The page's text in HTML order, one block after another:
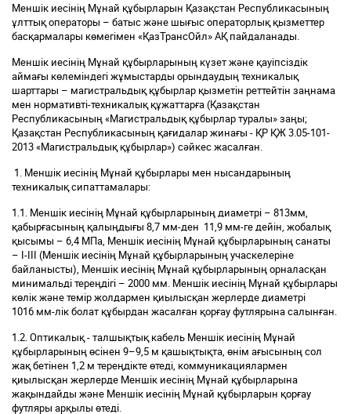
Меншік иесінің Мұнай құбырларын Қазақстан Республикасының
ұлттық операторы – батыс және шығыс операторлық қызметтер
басқармалары көмегімен «ҚазТрансОйл» АҚ пайдаланады.
Меншік иесінің Мұнай құбырларының күзет және қауіпсіздік
аймағы көлеміндегі жұмыстарды орындаудың техникалық
шарттары – магистральдық құбырлар қызметін реттейтін заңнама
мен нормативті-техникалық құжаттарға (Қазақстан
Республикасының «Магистральдық құбырлар туралы» заңы;
Қазақстан Республикасының қағидалар жинағы - ҚР ҚЖ 3.05-101-
2013 «Магистральдық құбырлар») сәйкес жасалған.
1. Меншік иесінің Мұнай құбырлары мен нысандарының
техникалық сипаттамалары:
1.1. Меншік иесінің Мұнай құбырларының диаметрі – 813мм,
қабырғасының қалыңдығы 8,7 мм-ден 11,9 мм-ге дейін, жобалық
қысымы – 6,4 МПа, Меншік иесінің Мұнай құбырларының санаты
– I-III (Меншік иесінің Мұнай құбырларының учаскелеріне
байланысты), Меншік иесінің Мұнай құбырларының орналасқан
минимальді тереңдігі – 2000 мм. Меншік иесінің Мұнай құбырлары
көлік және темір жолдармен қиылысқан жерлерде диаметрі
1016 мм-лік болат құбырдан жасалған қорғау футлярына салынған.
1.2. Оптикалық - талшықтық кабель Меншік иесінің Мұнай
құбырларының өсінен 9–9,5 м қашықтықта, өнім ағысының сол
жақ бетінен 1,2 м тереңдікте өтеді, коммуникациялармен
қиылысқан жерлерде Меншік иесінің Мұнай құбырларына
жақындайды және Меншік иесінің Мұнай құбырларын қорғау
футляры арқылы өтеді.